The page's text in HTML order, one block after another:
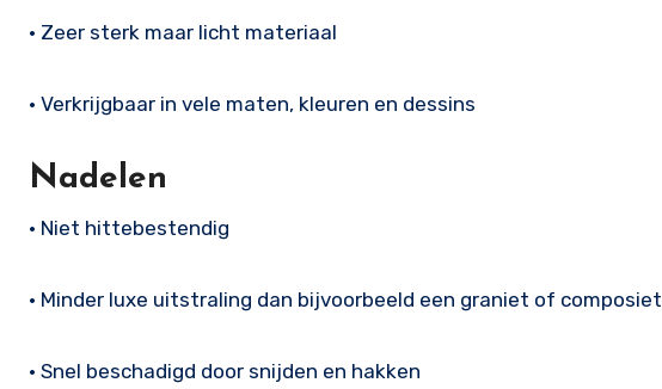
• Zeer sterk maar licht materiaal
• Verkrijgbaar in vele maten, kleuren en dessins
Nadelen
• Niet hittebestendig
• Minder luxe uitstraling dan bijvoorbeeld een graniet of composiet
• Snel beschadigd door snijden en hakken